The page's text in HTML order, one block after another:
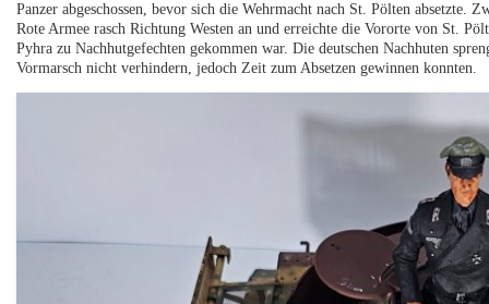
Panzer abgeschossen, bevor sich die Wehrmacht nach St. Pölten
Rote Armee rasch Richtung Westen an und erreichte die Vororte von St.
Pyhra zu Nachhutgefechten gekommen war. Die deutschen Nachhuten
Vormarsch nicht verhindern, jedoch Zeit zum Absetzen gewinnen konnten.